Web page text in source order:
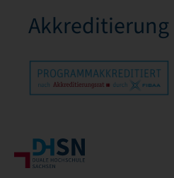
Akkreditierung